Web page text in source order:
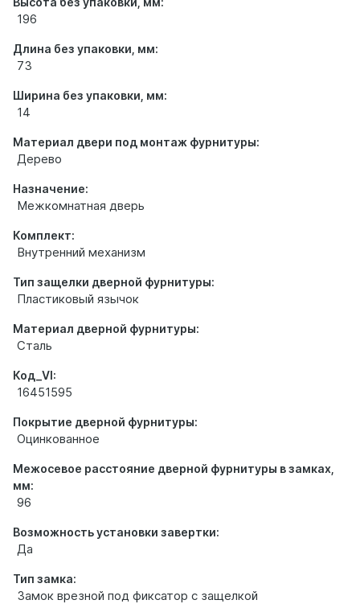
196
Длина без упаковки, мм:
73
Ширина без упаковки, мм:
14
Материал двери под монтаж фурнитуры:
Дерево
Назначение:
Межкомнатная дверь
Комплект:
Внутренний механизм
Тип защелки дверной фурнитуры:
Пластиковый язычок
Материал дверной фурнитуры:
Сталь
Код_VI:
16451595
Покрытие дверной фурнитуры:
Оцинкованное
Межосевое расстояние дверной фурнитуры в замках,
мм:
96
Возможность установки завертки:
Да
Тип замка:
Замок врезной под фиксатор с защелкой